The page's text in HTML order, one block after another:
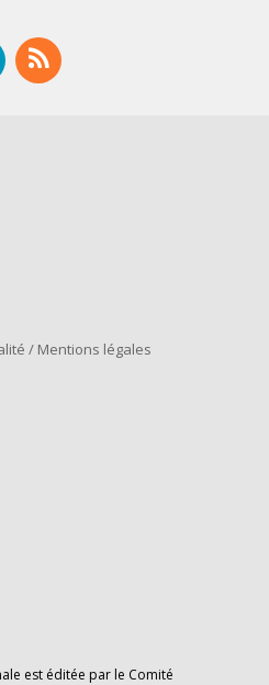
/ Mentions légales
est éditée par le Comité